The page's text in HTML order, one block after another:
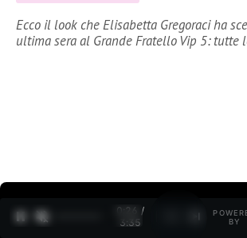
Ecco il look che Elisabetta Gregoraci ha
ultima sera al Grande Fratello Vip 5: tutte
0:27 /
3:35
BY